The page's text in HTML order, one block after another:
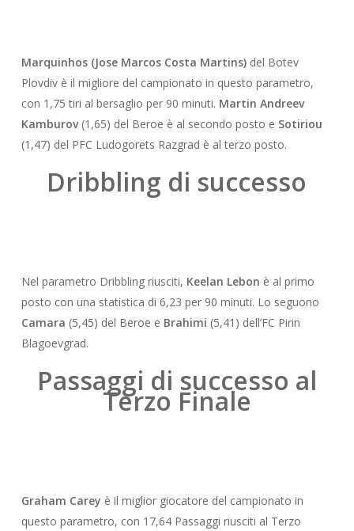
Marquinhos (Jose Marcos Costa Martins) del Botev
Plovdiv è il migliore del campionato in questo parametro,
con 1,75 tiri al bersaglio per 90 minuti. Martin Andreev
Kamburov(1,65) del Beroe è al secondo posto e Sotiriou
(1,47) del PFC Ludogorets Razgrad è al terzo posto.
Dribbling di successo
Nel parametro Dribbling riusciti, Keelan Lebon è al primo
posto con una statistica di 6,23 per 90 minuti. Lo seguono
Camara (5,45) del Beroe e Brahimi (5,41) dell’FC Pirin
Blagoevgrad.
Passaggi di successo al
Terzo Finale
Graham Carey è il miglior giocatore del campionato in
questo parametro, con 17,64 Passaggi riusciti al Terzo